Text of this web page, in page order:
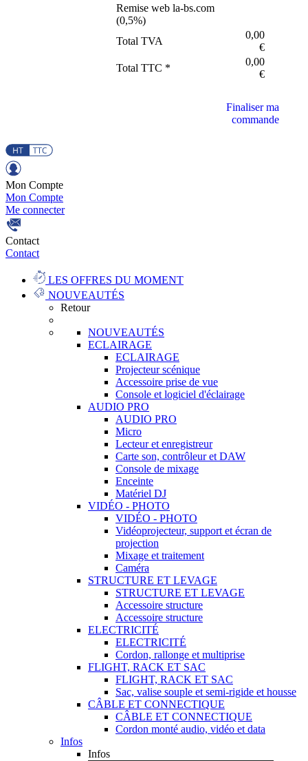
Remise web la-bs.com
(0,5%)
Total TVA
0,00
€
Total TTC *
0,00
€
Finaliser ma
commande
Mon Compte
Mon Compte
Me connecter
Contact
Contact
LES OFFRES DU MOMENT
NOUVEAUTÉS
Retour
NOUVEAUTÉS
ECLAIRAGE
ECLAIRAGE
Projecteur scénique
Accessoire prise de vue
Console et logiciel d'éclairage
AUDIO PRO
AUDIO PRO
Micro
Lecteur et enregistreur
Carte son, contrôleur et DAW
Console de mixage
Enceinte
Matériel DJ
VIDÉO - PHOTO
VIDÉO - PHOTO
Vidéoprojecteur, support et écran de
projection
Mixage et traitement
Caméra
STRUCTURE ET LEVAGE
STRUCTURE ET LEVAGE
Accessoire structure
Accessoire structure
ELECTRICITÉ
ELECTRICITÉ
Cordon, rallonge et multiprise
FLIGHT, RACK ET SAC
FLIGHT, RACK ET SAC
Sac, valise souple et semi-rigide et housse
CÂBLE ET CONNECTIQUE
CÂBLE ET CONNECTIQUE
Cordon monté audio, vidéo et data
Infos
Infos